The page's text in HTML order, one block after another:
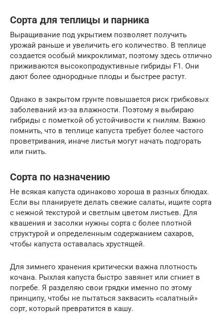
Сорта для теплицы и парника
Выращивание под укрытием позволяет получить
урожай раньше и увеличить его количество. В теплице
создается особый микроклимат, поэтому здесь отлично
приживаются высокопродуктивные гибриды F1. Они
дают более однородные плоды и быстрее растут.
Однако в закрытом грунте повышается риск грибковых
заболеваний из-за влажности. Поэтому я выбираю
гибриды с пометкой об устойчивости к гнилям. Важно
помнить, что в теплице капуста требует более частого
проветривания, иначе листья могут начать подгорать
или гнить.
Сорта по назначению
Не всякая капуста одинаково хороша в разных блюдах.
Если вы планируете делать свежие салаты, ищите сорта
с нежной текстурой и светлым цветом листьев. Для
квашения и засолки нужны сорта с более плотной
структурой и определенным содержанием сахаров,
чтобы капуста оставалась хрустящей.
Для зимнего хранения критически важна плотность
кочана. Рыхлая капуста быстро завянет или сгниет в
погребе. Я разделяю свои грядки именно по этому
принципу, чтобы не пытаться заквасить «салатный»
сорт, который превратится в кашу.